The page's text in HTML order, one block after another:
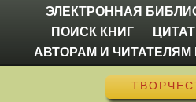
ЭЛЕКТРОННАЯ
ПОИСК КНИГ
АВТОРАМ И ЧИТАТЕЛЯМ